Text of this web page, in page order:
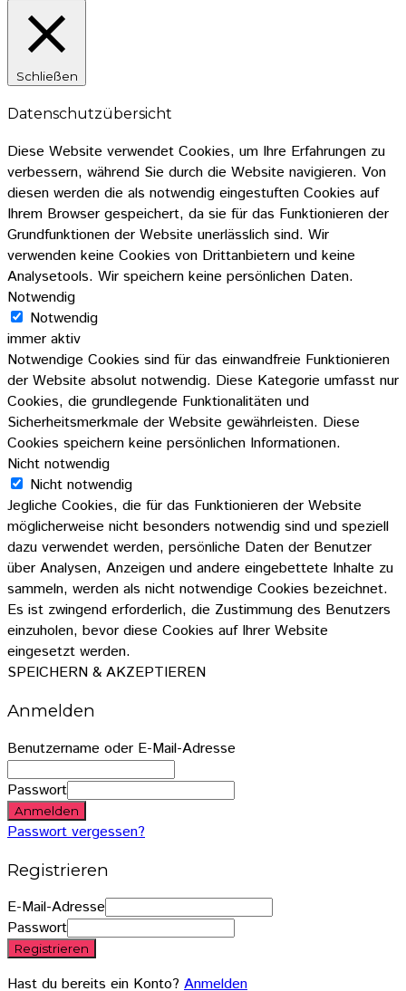
Schließen
Datenschutzübersicht
Diese Website verwendet Cookies, um Ihre Erfahrungen zu
verbessern, während Sie durch die Website navigieren. Von
diesen werden die als notwendig eingestuften Cookies auf
Ihrem Browser gespeichert, da sie für das Funktionieren der
Grundfunktionen der Website unerlässlich sind. Wir
verwenden keine Cookies von Drittanbietern und keine
Analysetools. Wir speichern keine persönlichen Daten.
Notwendig
Notwendig
immer aktiv
Notwendige Cookies sind für das einwandfreie Funktionieren
der Website absolut notwendig. Diese Kategorie umfasst nur
Cookies, die grundlegende Funktionalitäten und
Sicherheitsmerkmale der Website gewährleisten. Diese
Cookies speichern keine persönlichen Informationen.
Nicht notwendig
Nicht notwendig
Jegliche Cookies, die für das Funktionieren der Website
möglicherweise nicht besonders notwendig sind und speziell
dazu verwendet werden, persönliche Daten der Benutzer
über Analysen, Anzeigen und andere eingebettete Inhalte zu
sammeln, werden als nicht notwendige Cookies bezeichnet.
Es ist zwingend erforderlich, die Zustimmung des Benutzers
einzuholen, bevor diese Cookies auf Ihrer Website
eingesetzt werden.
SPEICHERN & AKZEPTIEREN
Anmelden
Benutzername oder E-Mail-Adresse
Passwort
Anmelden
Passwort vergessen?
Registrieren
E-Mail-Adresse
Passwort
Registrieren
Hast du bereits ein Konto? Anmelden